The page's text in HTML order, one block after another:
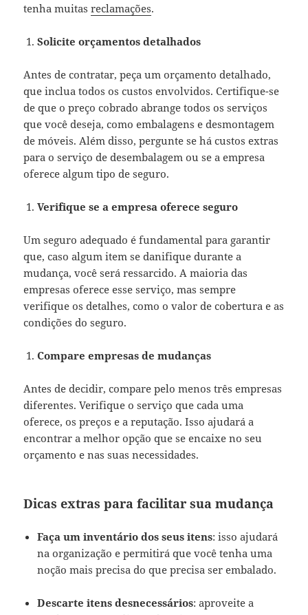
tenha muitasreclamações.
Solicite orçamentos detalhados
Antes de contratar, peça um orçamento detalhado,
que inclua todos os custos envolvidos. Certifique-se
de que o preço cobrado abrange todos os serviços
que você deseja, como embalagens e desmontagem
de móveis. Além disso, pergunte se há custos extras
para o serviço de desembalagem ou se a empresa
oferece algum tipo de seguro.
Verifique se a empresa oferece seguro
Um seguro adequado é fundamental para garantir
que, caso algum item se danifique durante a
mudança, você será ressarcido. A maioria das
empresas oferece esse serviço, mas sempre
verifique os detalhes, como o valor de cobertura e as
condições do seguro.
Compare empresas de mudanças
Antes de decidir, compare pelo menos três empresas
diferentes. Verifique o serviço que cada uma
oferece, os preços e a reputação. Isso ajudará a
encontrar a melhor opção que se encaixe no seu
orçamento e nas suas necessidades.
Dicas extras para facilitar sua mudança
Faça um inventário dos seus itens: isso ajudará
na organização e permitirá que você tenha uma
noção mais precisa do que precisa ser embalado.
Descarte itens desnecessários: aproveite a